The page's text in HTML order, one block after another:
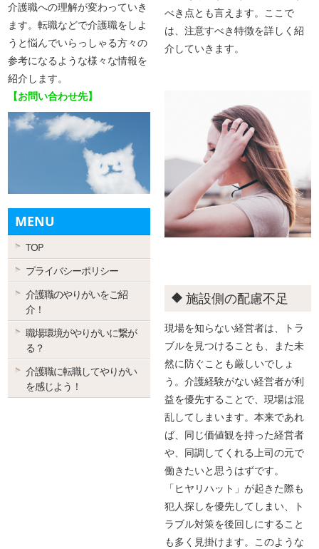
べき点とも言えます。ここで
は、注意すべき特徴を詳しく紹
介していきます。
施設側の配慮不足
現場を知らない経営者は、トラ
ブルを見つけることも、また未
然に防ぐことも厳しいでしょ
う。介護経験がない経営者が利
益を優先することで、現場は混
乱してしまいます。本来であれ
ば、同じ価値観を持った経営者
や、同調してくれる上司の元で
働きたいと思うはずです。
「ヒヤリハット」が起きた際も
犯人探しを優先してしまい、ト
ラブル対策を後回しにすること
も多く見掛けます。このような
介護職への理解が変わっていき
ます。転職などで介護職をしよ
うと悩んでいらっしゃる方々の
参考になるような様々な情報を
紹介します。
【お問い合わせ先】
MENU
TOP
プライバシーポリシー
介護職のやりがいをご紹
介！
職場環境がやりがいに繋が
る？
介護職に転職してやりがい
を感じよう！